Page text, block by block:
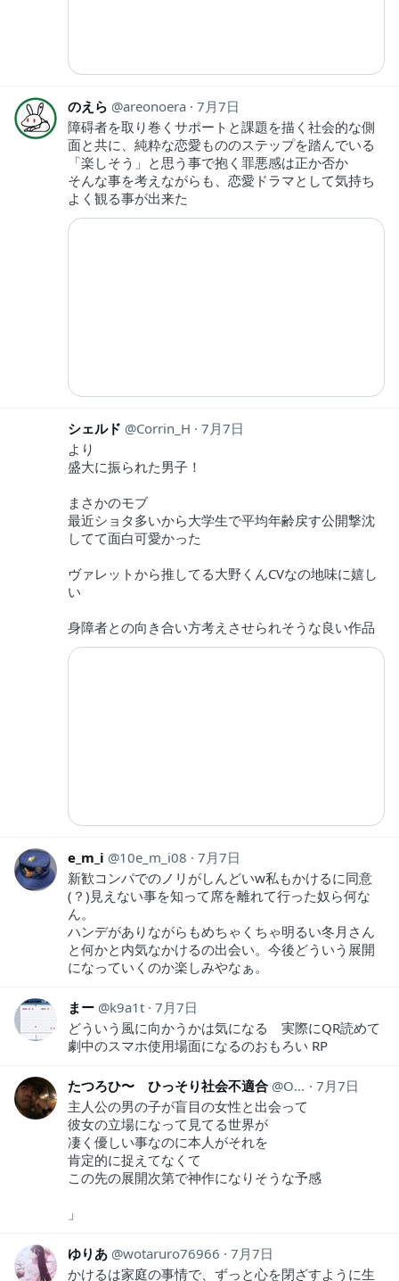
のえら areonoera 7月7日
障碍者を取り巻くサポートと課題を描く社会的な側
面と共に、純粋な恋愛もののステップを踏んでいる
「楽しそう」と思う事で抱く罪悪感は正か否か
そんな事を考えながらも、恋愛ドラマとして気持ち
よく観る事が出来た
シェルド Corrin_H
7月7日
より
盛大に振られた男子！
まさかのモブ
最近ショタ多いから大学生で平均年齢戻す公開撃沈
してて面白可愛かった
ヴァレットから推してる大野くんCVなの地味に嬉し
い
身障者との向き合い方考えさせられそうな良い作品
e_m_i 10e_m_i08
7月7日
新歓コンパでのノリがしんどいw私もかけるに同意
(？)見えない事を知って席を離れて行った奴ら何な
ん。
ハンデがありながらもめちゃくちゃ明るい冬月さん
と何かと内気なかけるの出会い。今後どういう展開
になっていくのか楽しみやなぁ。
まー k9a1t 7月7日
どういう風に向かうかは気になる 実際にQR読めて
劇中のスマホ使用場面になるのおもろい RP
たつろひ〜 ひっそり社会不適合 ORIHUSTAT1976
7月7日
主人公の男の子が盲目の女性と出会って
彼女の立場になって見てる世界が
凄く優しい事なのに本人がそれを
肯定的に捉えてなくて
この先の展開次第で神作になりそうな予感
」
ゆりあ wotaruro76966
7月7日
かけるは家庭の事情で、ずっと心を閉ざすように生